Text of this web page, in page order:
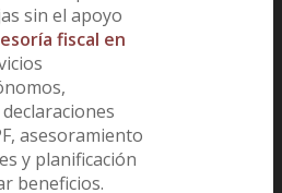
sin el apoyo
fiscal en
asesoramiento
y planificación
beneficios.